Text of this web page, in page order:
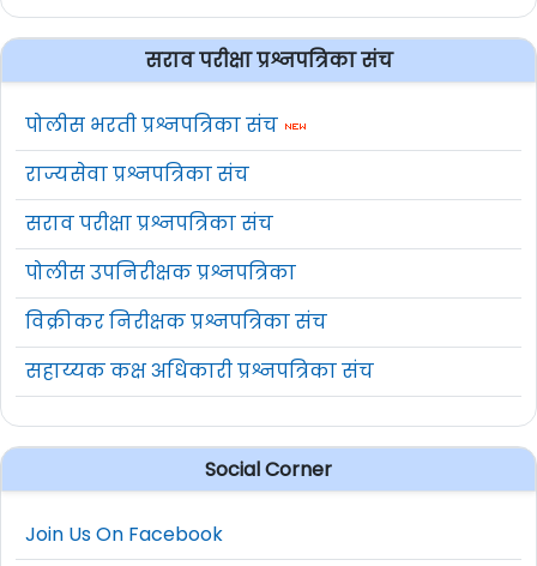
सराव परीक्षा प्रश्नपत्रिका संच
पोलीस भरती प्रश्नपत्रिका संच
राज्यसेवा प्रश्नपत्रिका संच
सराव परीक्षा प्रश्नपत्रिका संच
पोलीस उपनिरीक्षक प्रश्नपत्रिका
विक्रीकर निरीक्षक प्रश्नपत्रिका संच
सहाय्यक कक्ष अधिकारी प्रश्नपत्रिका संच
Social Corner
Join Us On Facebook